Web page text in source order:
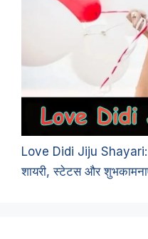
Love Didi Jiju Shayari:
शायरी, स्टेटस और